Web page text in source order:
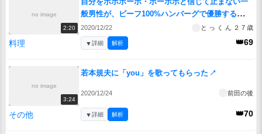
no image
2:20
般男性が、ビーフ100%ハンバーグで優勝する動画
です。↗
2020/12/22 と っ く ん ２ 7 歳
料理 👑69
▼詳細 解析
no image
3:24
若本規夫に「you」を歌ってもらった ↗
2020/12/24 前田の後
その他 👑70
▼詳細 解析